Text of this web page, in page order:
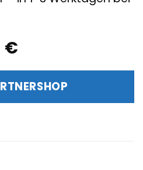
€
€Aktueller
ist:
18,03 €.